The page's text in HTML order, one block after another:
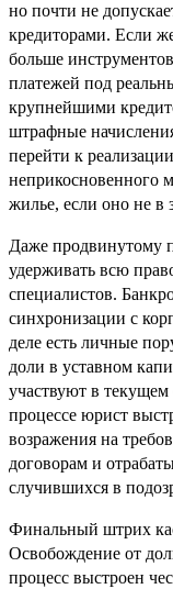
но почти не
кредиторами. Если
больше
платежей под
крупнейшими
штрафные
перейти к
неприкосновенного
жилье, если оно не в
Даже продвинутому
удерживать всю
специалистов.
синхронизации с
деле есть личные
доли в уставном
участвуют в
процессе юрист
возражения на
договорам и
случившихся в
Финальный штрих
Освобождение от
процесс выстроен